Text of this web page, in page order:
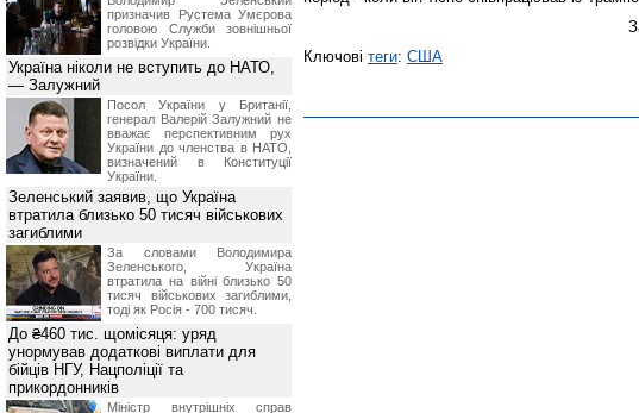
Ключові теги: США
призначив Pустема Умєрова
головою Служби зовнішньої
розвідки України.
Україна ніколи не вступить до НАТО,
— Залужний
Посол України у Британії,
генерал Валерій Залужний не
вважає перспективним рух
України до членства в НАТО,
визначений в Конституції
України.
Зеленський заявив, що Україна
втратила близько 50 тисяч військових
загиблими
За словами Володимира
Зеленського, Україна
втратила на війні близько 50
тисяч військових загиблими,
тоді як Росія - 700 тисяч.
До ₴460 тис. щомісяця: уряд
унормував додаткові виплати для
бійців НГУ, Нацполіції та
прикордонників
Міністр внутрішніх справ